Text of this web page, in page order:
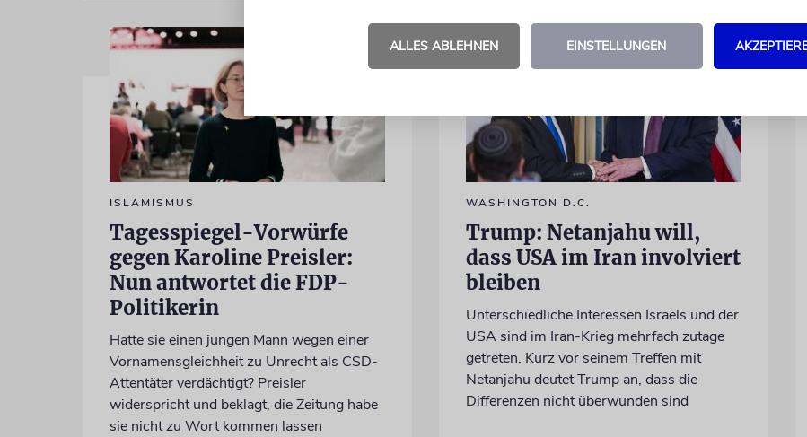
ISLAMISMUS
Tagesspiegel-Vorwürfe
gegen Karoline Preisler:
Nun antwortet die FDP-
Politikerin
Hatte sie einen jungen Mann wegen einer
Vornamensgleichheit zu Unrecht als CSD-
Attentäter verdächtigt? Preisler
widerspricht und beklagt, die Zeitung habe
sie nicht zu Wort kommen lassen
WASHINGTON D.C.
Trump: Netanjahu will,
dass USA im Iran involviert
bleiben
Unterschiedliche Interessen Israels und der
USA sind im Iran-Krieg mehrfach zutage
getreten. Kurz vor seinem Treffen mit
Netanjahu deutet Trump an, dass die
Differenzen nicht überwunden sind
ALLES ABLEHNEN EINSTELLUNGEN